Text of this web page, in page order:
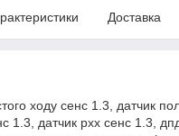
Доставка
ходу сенс 1.3, датчик
1.3, датчик рхх сенс 1.3,